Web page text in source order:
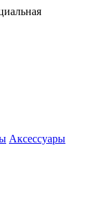
Аксессуары